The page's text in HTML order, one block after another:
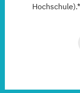
Hochschule).*